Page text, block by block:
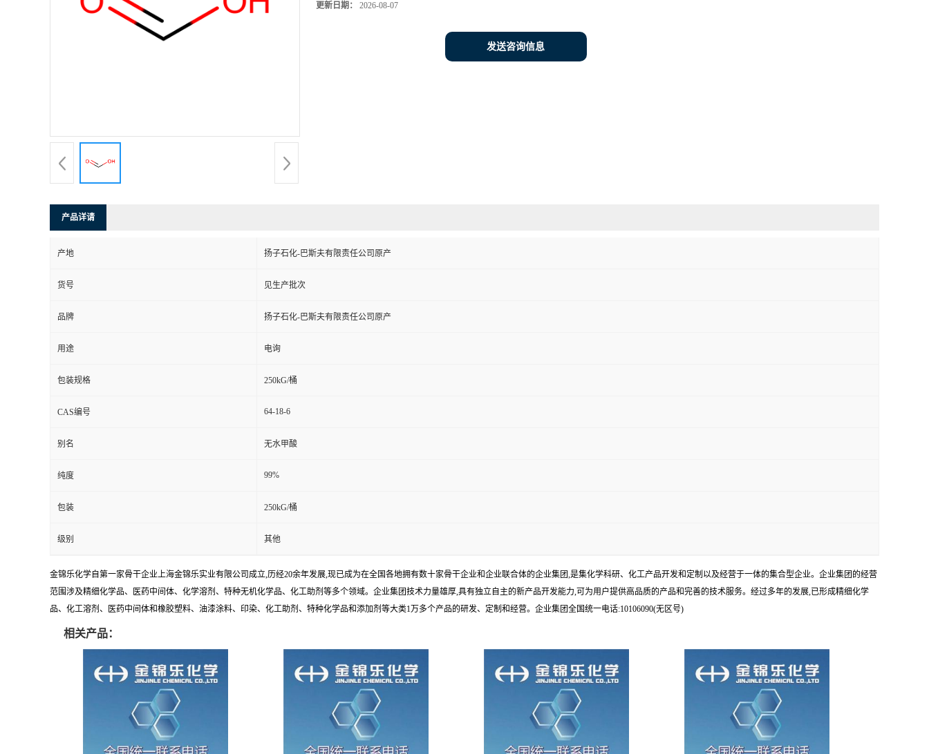
更新日期： 2026-08-07
发送咨询信息
产品详请
产地 扬子石化-巴斯夫有限责任公司原产
货号 见生产批次
品牌 扬子石化-巴斯夫有限责任公司原产
用途 电询
包装规格 250kG/桶
CAS编号 64-18-6
别名 无水甲酸
纯度 99%
包装 250kG/桶
级别 其他
金锦乐化学自第一家骨干企业上海金锦乐实业有限公司成立,历经20余年发展,现已成为在全国各地拥有数十家骨干企业和企业联合体的企业集团,是集化学科研、化工产品开发和定制以及经营于一体的集合型企业。企业集团的经营
范围涉及精细化学品、医药中间体、化学溶剂、特种无机化学品、化工助剂等多个领域。企业集团技术力量雄厚,具有独立自主的新产品开发能力,可为用户提供高品质的产品和完善的技术服务。经过多年的发展,已形成精细化学
品、化工溶剂、医药中间体和橡胶塑料、油漆涂料、印染、化工助剂、特种化学品和添加剂等大类1万多个产品的研发、定制和经营。企业集团全国统一电话:10106090(无区号)
相关产品：